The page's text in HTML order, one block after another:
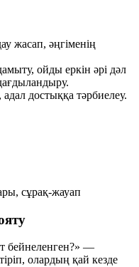
жасап, әңгіменің
ойды еркін әрі дәл
достыққа тәрбиелеу.
сұрақ-жауап
бейнеленген?» —
олардың қай кезде